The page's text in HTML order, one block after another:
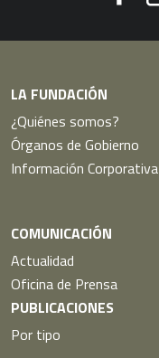
LA FUNDACIÓN
¿Quiénes somos?
Órganos de Gobierno
Información Corporativa
COMUNICACIÓN
Actualidad
Oficina de Prensa
PUBLICACIONES
Por tipo